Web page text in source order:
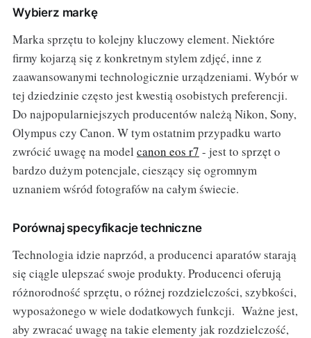
Wybierz markę
Marka sprzętu to kolejny kluczowy element. Niektóre
firmy kojarzą się z konkretnym stylem zdjęć, inne z
zaawansowanymi technologicznie urządzeniami. Wybór w
tej dziedzinie często jest kwestią osobistych preferencji.
Do najpopularniejszych producentów należą Nikon, Sony,
Olympus czy Canon. W tym ostatnim przypadku warto
zwrócić uwagę na model canon eos r7 - jest to sprzęt o
bardzo dużym potencjale, cieszący się ogromnym
uznaniem wśród fotografów na całym świecie.
Porównaj specyfikacje techniczne
Technologia idzie naprzód, a producenci aparatów starają
się ciągle ulepszać swoje produkty. Producenci oferują
różnorodność sprzętu, o różnej rozdzielczości, szybkości,
wyposażonego w wiele dodatkowych funkcji. Ważne jest,
aby zwracać uwagę na takie elementy jak rozdzielczość,